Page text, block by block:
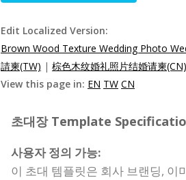
Edit Localized Version:
Brown Wood Texture Wedding Photo
請柬(TW) | 棕色木纹婚礼照片结婚请柬(CN)
View this page in: EN TW CN
초대장 Template
사용자 정의 가능:
이 초대 템플릿은 회사 브랜딩, 이